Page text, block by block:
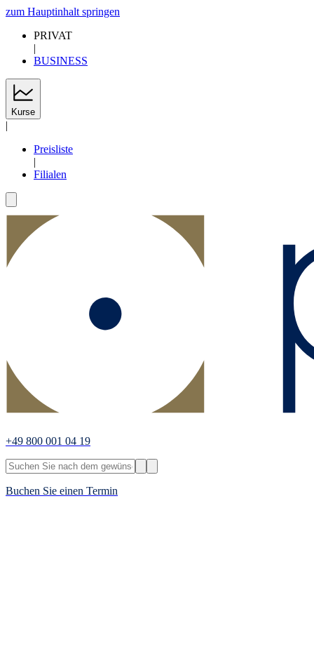
zum Hauptinhalt springen
PRIVAT
|
BUSINESS
Kurse
|
Preisliste
|
Filialen
+49 800 001 04 19
Buchen Sie einen Termin